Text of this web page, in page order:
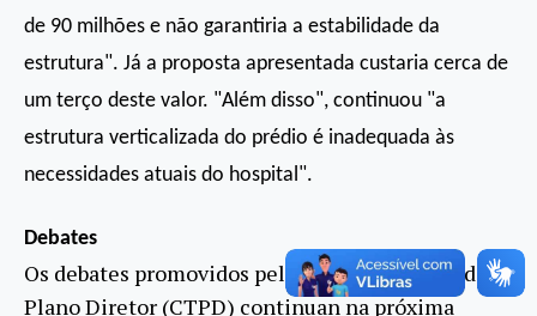
de 90 milhões e não garantiria a estabilidade da
estrutura". Já a proposta apresentada custaria cerca de
um terço deste valor. "Além disso", continuou "a
estrutura verticalizada do prédio é inadequada às
necessidades atuais do hospital".
Debates
Os debates promovidos pelo Comitê Técnico do
Plano Diretor (CTPD) continuan na próxima